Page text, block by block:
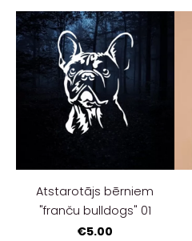
Atstarotājs bērniem
"franču bulldogs" 01
€5.00